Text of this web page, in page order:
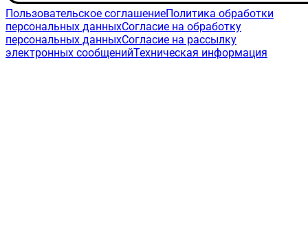
Пользовательское соглашениеПолитика обработки
персональных данныхСогласие на обработку
персональных данныхСогласие на рассылку
электронных сообщенийТехническая информация